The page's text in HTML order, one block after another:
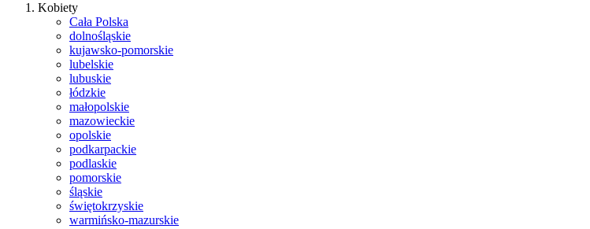
Kobiety
Cała Polska
dolnośląskie
kujawsko-pomorskie
lubelskie
lubuskie
łódzkie
małopolskie
mazowieckie
opolskie
podkarpackie
podlaskie
pomorskie
śląskie
świętokrzyskie
warmińsko-mazurskie